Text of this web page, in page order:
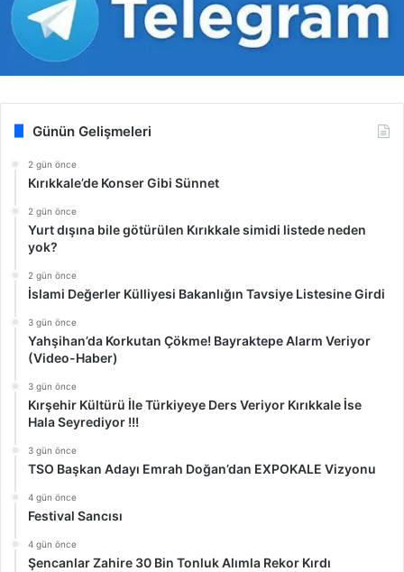
Günün Gelişmeleri
2 gün önce
Kırıkkale’de Konser Gibi Sünnet
2 gün önce
Yurt dışına bile götürülen Kırıkkale simidi listede neden
yok?
2 gün önce
İslami Değerler Külliyesi Bakanlığın Tavsiye Listesine Girdi
3 gün önce
Yahşihan’da Korkutan Çökme! Bayraktepe Alarm Veriyor
(Video-Haber)
3 gün önce
Kırşehir Kültürü İle Türkiyeye Ders Veriyor Kırıkkale İse
Hala Seyrediyor !!!
3 gün önce
TSO Başkan Adayı Emrah Doğan’dan EXPOKALE Vizyonu
4 gün önce
Festival Sancısı
4 gün önce
Şencanlar Zahire 30 Bin Tonluk Alımla Rekor Kırdı